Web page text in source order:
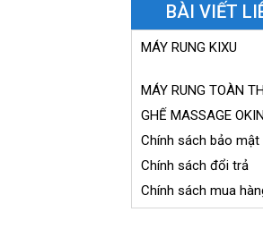
BÀI VIẾT
MÁY RUNG KIXU
MÁY RUNG TOÀN
GHẾ MASSAGE
Chính sách bảo mật
Chính sách đổi trả
Chính sách mua